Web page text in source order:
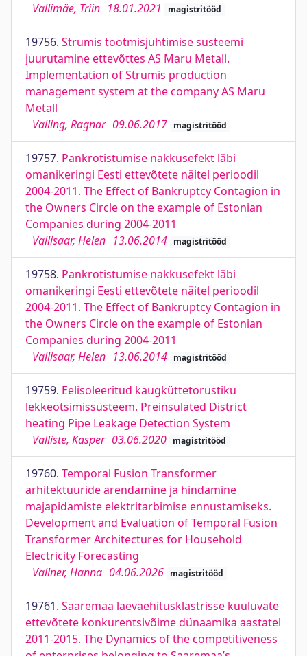
Vallimäe, Triin 18.01.2021 magistritööd
19756. Strumis tootmisjuhtimise süsteemi
juurutamine ettevõttes AS Maru Metall.
Implementation of Strumis production
management system at the company AS Maru
Metall
Valling, Ragnar 09.06.2017 magistritööd
19757. Pankrotistumise nakkusefekt läbi
omanikeringi Eesti ettevõtete näitel perioodil
2004-2011. The Effect of Bankruptcy Contagion in
the Owners Circle on the example of Estonian
Companies during 2004-2011
Vallisaar, Helen 13.06.2014 magistritööd
19758. Pankrotistumise nakkusefekt läbi
omanikeringi Eesti ettevõtete näitel perioodil
2004-2011. The Effect of Bankruptcy Contagion in
the Owners Circle on the example of Estonian
Companies during 2004-2011
Vallisaar, Helen 13.06.2014 magistritööd
19759. Eelisoleeritud kaugküttetorustiku
lekkeotsimissüsteem. Preinsulated District
heating Pipe Leakage Detection System
Valliste, Kasper 03.06.2020 magistritööd
19760. Temporal Fusion Transformer
arhitektuuride arendamine ja hindamine
majapidamiste elektritarbimise ennustamiseks.
Development and Evaluation of Temporal Fusion
Transformer Architectures for Household
Electricity Forecasting
Vallner, Hanna 04.06.2026 magistritööd
19761. Saaremaa laevaehitusklastrisse kuuluvate
ettevõtete konkurentsivõime dünaamika aastatel
2011-2015. The Dynamics of the competitiveness